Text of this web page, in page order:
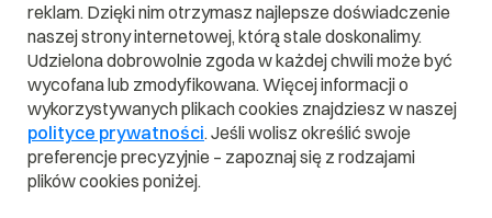
23 lipca 2024 ok.7min
reklam. Dzięki nim otrzymasz najlepsze doświadczenie
naszej strony internetowej, którą stale doskonalimy.
Udzielona dobrowolnie zgoda w każdej chwili może być
wycofana lub zmodyfikowana. Więcej informacji o
wykorzystywanych plikach cookies znajdziesz w naszej
polityce prywatności. Jeśli wolisz określić swoje
preferencje precyzyjnie – zapoznaj się z rodzajami
plików cookies poniżej.